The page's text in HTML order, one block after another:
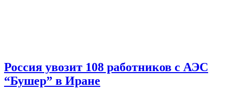
Россия увозит 108 работников с АЭС
“Бушер” в Иране